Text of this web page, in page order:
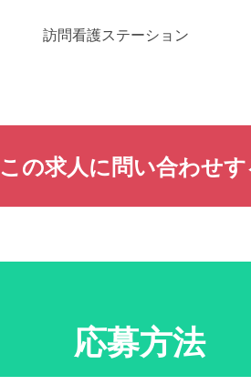
訪問看護ステーション
この求人に問い合わせ
応募方法